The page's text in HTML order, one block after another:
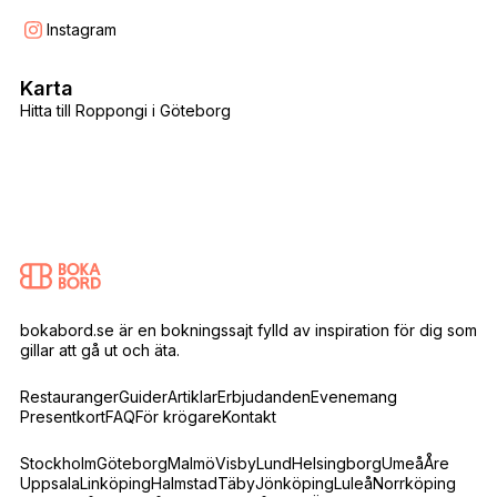
Instagram
Hitta till Roppongi i Göteborg
Karta
bokabord.se är en bokningssajt fylld av inspiration för dig som
gillar att gå ut och äta.
RestaurangerGuiderArtiklarErbjudandenEvenemang
PresentkortFAQFör krögareKontakt
StockholmGöteborgMalmöVisbyLundHelsingborgUmeåÅre
UppsalaLinköpingHalmstadTäbyJönköpingLuleåNorrköping